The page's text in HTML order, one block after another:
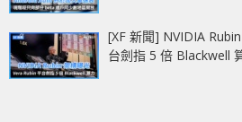
[XF 新聞] NVIDIA
台劍指 5 倍 Blackwell